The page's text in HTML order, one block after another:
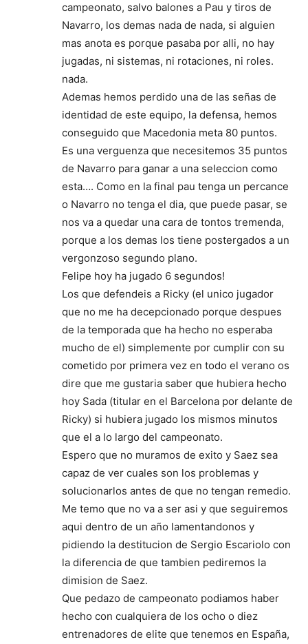
campeonato, salvo balones a Pau y tiros de
Navarro, los demas nada de nada, si alguien
mas anota es porque pasaba por alli, no hay
jugadas, ni sistemas, ni rotaciones, ni roles.
nada.
Ademas hemos perdido una de las señas de
identidad de este equipo, la defensa, hemos
conseguido que Macedonia meta 80 puntos.
Es una verguenza que necesitemos 35 puntos
de Navarro para ganar a una seleccion como
esta…. Como en la final pau tenga un percance
o Navarro no tenga el dia, que puede pasar, se
nos va a quedar una cara de tontos tremenda,
porque a los demas los tiene postergados a un
vergonzoso segundo plano.
Felipe hoy ha jugado 6 segundos!
Los que defendeis a Ricky (el unico jugador
que no me ha decepcionado porque despues
de la temporada que ha hecho no esperaba
mucho de el) simplemente por cumplir con su
cometido por primera vez en todo el verano os
dire que me gustaria saber que hubiera hecho
hoy Sada (titular en el Barcelona por delante de
Ricky) si hubiera jugado los mismos minutos
que el a lo largo del campeonato.
Espero que no muramos de exito y Saez sea
capaz de ver cuales son los problemas y
solucionarlos antes de que no tengan remedio.
Me temo que no va a ser asi y que seguiremos
aqui dentro de un año lamentandonos y
pidiendo la destitucion de Sergio Escariolo con
la diferencia de que tambien pediremos la
dimision de Saez.
Que pedazo de campeonato podiamos haber
hecho con cualquiera de los ocho o diez
entrenadores de elite que tenemos en España,